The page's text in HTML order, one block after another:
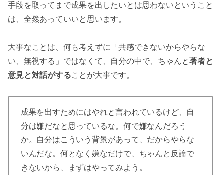
手段を取ってまで成果を出したいとは思わないということ
は、全然あっていいと思います。
大事なことは、何も考えずに「共感できないからやらな
い、無視する」ではなくて、自分の中で、ちゃんと著者と
意見と対話がすることが大事です。
成果を出すためにはやれと言われているけど、自
分は嫌だなと思っているな。何で嫌なんだろう
か。自分はこういう背景があって、だからやらな
いんだな。何となく嫌なだけで、ちゃんと反論で
きないから、まずはやってみよう。